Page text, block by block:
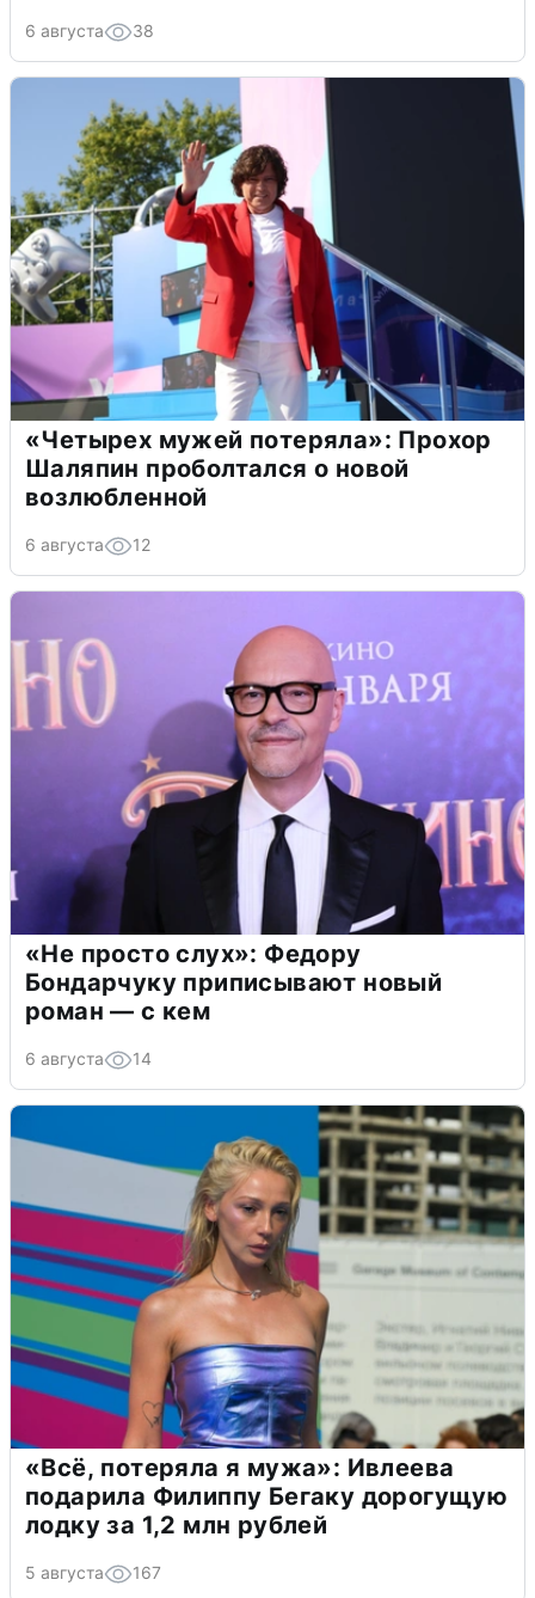
6 августа 38
«Четырех мужей потеряла»: Прохор
Шаляпин проболтался о новой
возлюбленной
6 августа 12
«Не просто слух»: Федору
Бондарчуку приписывают новый
роман — с кем
6 августа 14
«Всё, потеряла я мужа»: Ивлеева
подарила Филиппу Бегаку дорогущую
лодку за 1,2 млн рублей
5 августа 167